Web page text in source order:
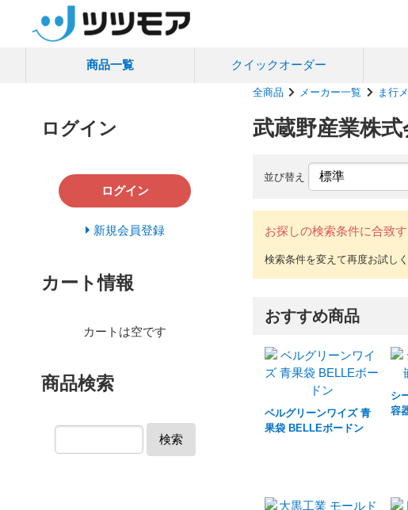
商品一覧 クイックオーダー
全商品 メーカー一覧 ま行
武蔵野産業株式
並び替え
お探しの検索条件に合致
おすすめ商品
ベルグリーンワイズ 青
果袋 BELLEボードン
シ
容
ログイン
ログイン
新規会員登録
カート情報
カートは空です
商品検索
検索